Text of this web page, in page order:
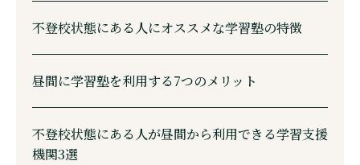
不登校状態にある人にオススメな学習塾の特徴
昼間に学習塾を利用する7つのメリット
不登校状態にある人が昼間から利用できる学習支援
機関3選